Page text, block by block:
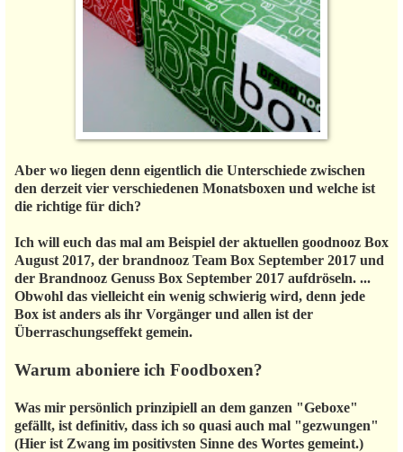
Aber wo liegen denn eigentlich die Unterschiede zwischen
den derzeit vier verschiedenen Monatsboxen und welche ist
die richtige für dich?
Ich will euch das mal am Beispiel der aktuellen goodnooz Box
August 2017, der brandnooz Team Box September 2017 und
der Brandnooz Genuss Box September 2017 aufdröseln. ...
Obwohl das vielleicht ein wenig schwierig wird, denn jede
Box ist anders als ihr Vorgänger und allen ist der
Überraschungseffekt gemein.
Warum aboniere ich Foodboxen?
Was mir persönlich prinzipiell an dem ganzen "Geboxe"
gefällt, ist definitiv, dass ich so quasi auch mal "gezwungen"
(Hier ist Zwang im positivsten Sinne des Wortes gemeint.)